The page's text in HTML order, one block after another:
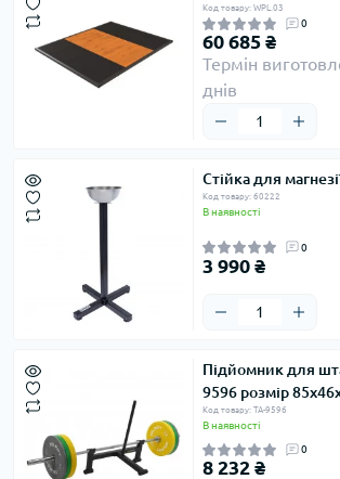
Код товару: WPL.03
0
60 685 ₴
Термін
днів
Стійка для
Код товару: 60222
В наявності
0
3 990 ₴
Підйомник для
9596 розмір
Код товару: TA-9596
В наявності
0
8 232 ₴